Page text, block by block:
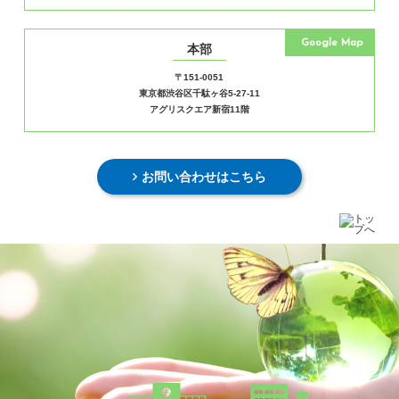
本部
〒151-0051
東京都渋谷区千駄ヶ谷5-27-11
アグリスクエア新宿11階
Google Map
お問い合わせはこちら